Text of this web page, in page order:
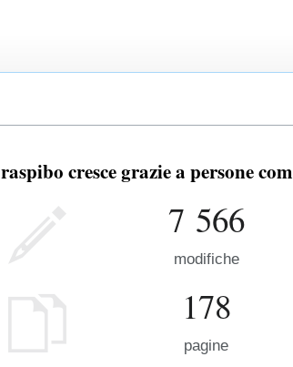
raspibo cresce grazie a persone
7 566
modifiche
178
pagine